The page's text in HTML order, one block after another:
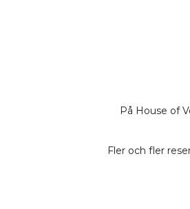
På House of
Fler och fler